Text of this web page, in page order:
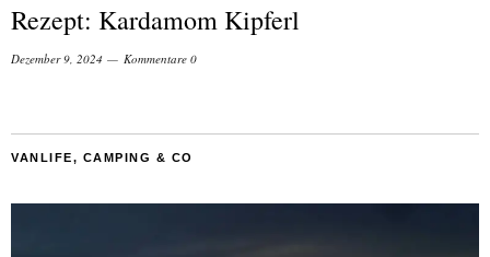
Rezept: Kardamom Kipferl
Dezember 9, 2024 Kommentare 0
VANLIFE, CAMPING & CO